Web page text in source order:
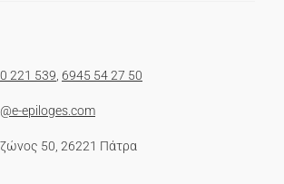
221 539 6945 54 27 50
epiloges.com
50, 26221 Πάτρα